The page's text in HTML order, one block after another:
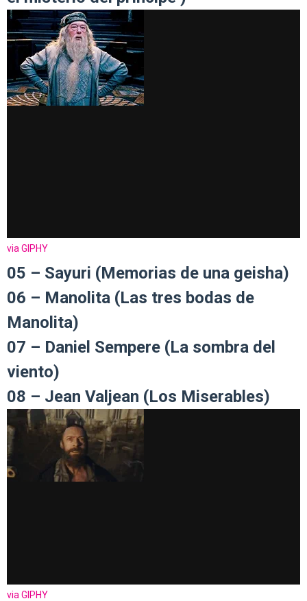
via GIPHY
05 – Sayuri (Memorias de una geisha)
06 – Manolita (Las tres bodas de
Manolita)
07 – Daniel Sempere (La sombra del
viento)
08 – Jean Valjean (Los Miserables)
via GIPHY